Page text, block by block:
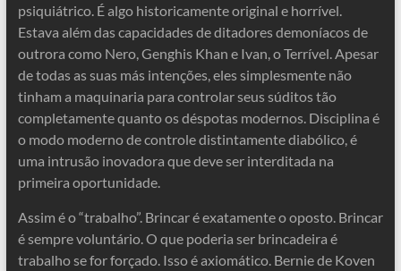
psiquiátrico. É algo historicamente original e horrível.
Estava além das capacidades de ditadores demoníacos de
outrora como Nero, Genghis Khan e Ivan, o Terrível. Apesar
de todas as suas más intenções, eles simplesmente não
tinham a maquinaria para controlar seus súditos tão
completamente quanto os déspotas modernos. Disciplina é
o modo moderno de controle distintamente diabólico, é
uma intrusão inovadora que deve ser interditada na
primeira oportunidade.
Assim é o “trabalho”. Brincar é exatamente o oposto. Brincar
é sempre voluntário. O que poderia ser brincadeira é
trabalho se for forçado. Isso é axiomático. Bernie de Koven